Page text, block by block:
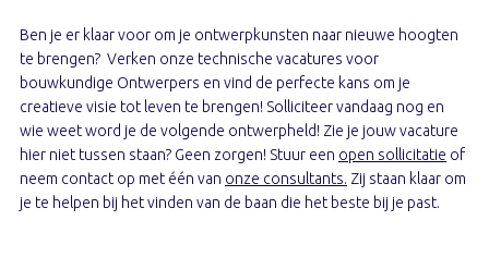
Ben je er klaar voor om je ontwerpkunsten naar nieuwe hoogten
te brengen? Verken onze technische vacatures voor
bouwkundige Ontwerpers en vind de perfecte kans om je
creatieve visie tot leven te brengen! Solliciteer vandaag nog en
wie weet word je de volgende ontwerpheld! Zie je jouw vacature
hier niet tussen staan? Geen zorgen! Stuur een open sollicitatie of
neem contact op met één van onze consultants. Zij staan klaar om
je te helpen bij het vinden van de baan die het beste bij je past.